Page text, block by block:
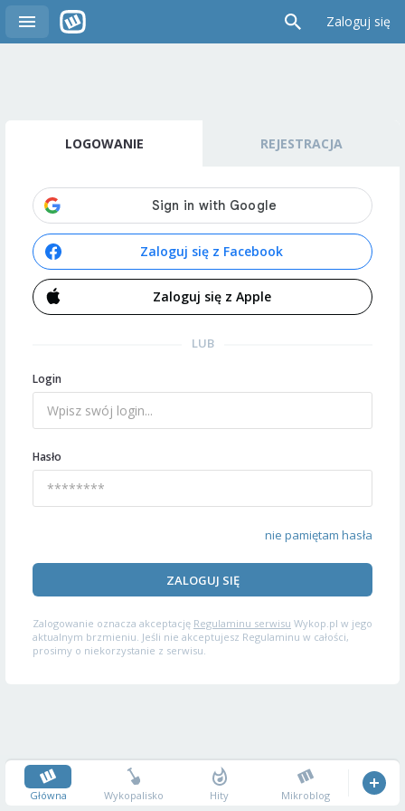
Zaloguj się
LOGOWANIE REJESTRACJA
Zaloguj się z Facebook
Zaloguj się z Apple
LUB
Login
Hasło
nie pamiętam hasła
ZALOGUJ SIĘ
Zalogowanie oznacza akceptację Regulaminu serwisu Wykop.pl w jego
aktualnym brzmieniu. Jeśli nie akceptujesz Regulaminu w całości,
prosimy o niekorzystanie z serwisu.
Główna Wykopalisko Hity Mikroblog